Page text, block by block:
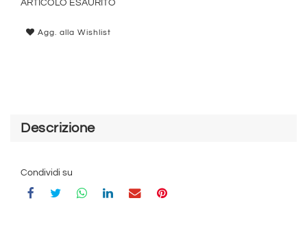
ARTICOLO ESAURITO
Agg. alla Wishlist
Descrizione
Condividi su